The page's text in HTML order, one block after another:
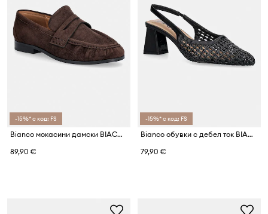
-15%* с код: FS
Bianco мокасини дамски BIACARMA
89,90 €
-15%* с код: FS
Bianco обувки с дебел ток BIAMARALYN
79,90 €